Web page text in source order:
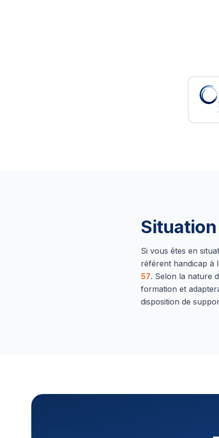
Si vous êtes en
référent handicap à
57. Selon la nature
formation et
disposition de